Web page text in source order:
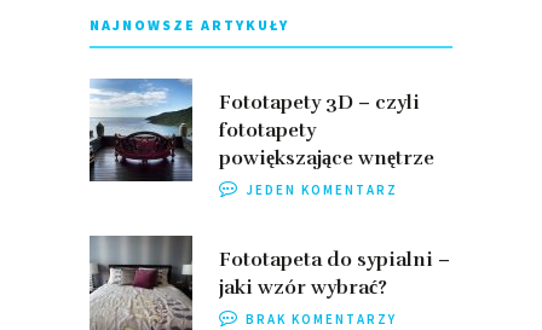
NAJNOWSZE ARTYKUŁY
Fototapety 3D – czyli
fototapety
powiększające wnętrze
JEDEN KOMENTARZ
Fototapeta do sypialni –
jaki wzór wybrać?
BRAK KOMENTARZY